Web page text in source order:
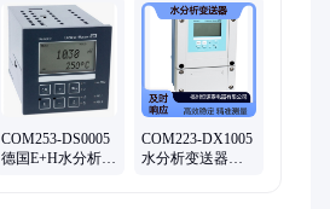
COM253-DS0005
德国E+H水分析溶
COM223-DX1005
水分析变送器